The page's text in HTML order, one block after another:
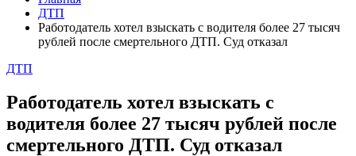
ДТП
Работодатель хотел взыскать с водителя более 27 тысяч
рублей после смертельного ДТП. Суд отказал
ДТП
Работодатель хотел взыскать с
водителя более 27 тысяч рублей после
смертельного ДТП. Суд отказал